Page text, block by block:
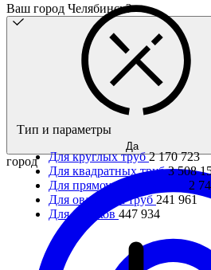
Ваш город Челябинск?
Да
город
Тип и параметры
Для круглых труб2 170 723
Для квадратных труб3 508
Для прямоугольных труб 2
Для овальных труб 241 961
Для уголков 447 934